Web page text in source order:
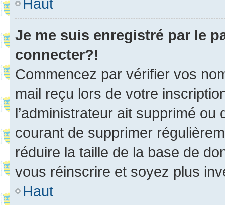
Je me suis enregistré par le
connecter?!
Commencez par vérifier vos
mail reçu lors de votre
l’administrateur ait supprimé
courant de supprimer
réduire la taille de la base de
vous réinscrire et soyez plus
Haut